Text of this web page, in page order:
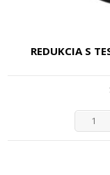
REDUKCIA S